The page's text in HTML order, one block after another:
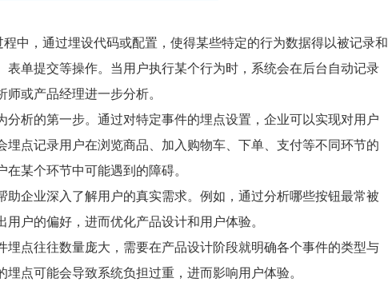
中，通过埋设代码或配置，使得某些特定的行为数据得以被记录和
单提交等操作。当用户执行某个行为时，系统会在后台自动记录
或产品经理进一步分析。
析的第一步。通过对特定事件的埋点设置，企业可以实现对用户
点记录用户在浏览商品、加入购物车、下单、支付等不同环节的
某个环节中可能遇到的障碍。
企业深入了解用户的真实需求。例如，通过分析哪些按钮最常被
户的偏好，进而优化产品设计和用户体验。
点往往数量庞大，需要在产品设计阶段就明确各个事件的类型与
点可能会导致系统负担过重，进而影响用户体验。